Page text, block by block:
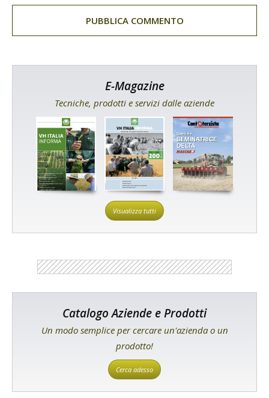
E-Magazine
Tecniche, prodotti e servizi dalle aziende
Visualizza tutti
Catalogo Aziende e Prodotti
Un modo semplice per cercare un'azienda o un
prodotto!
Cerca adesso